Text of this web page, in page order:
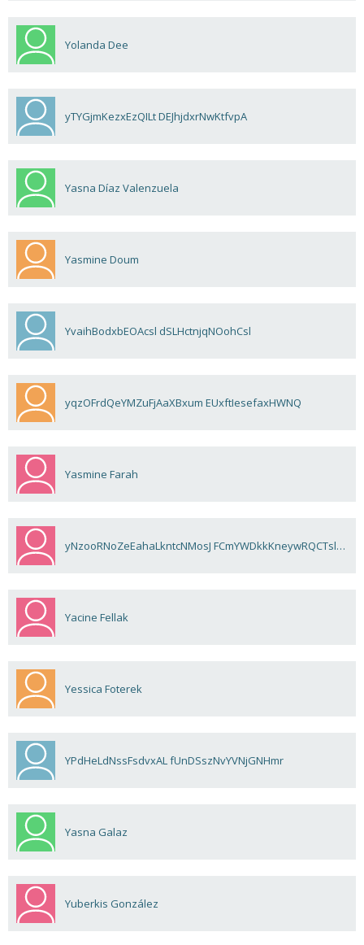
Yolanda Dee
yTYGjmKezxEzQILt DEJhjdxrNwKtfvpA
Yasna Díaz Valenzuela
Yasmine Doum
YvaihBodxbEOAcsl dSLHctnjqNOohCsl
yqzOFrdQeYMZuFjAaXBxum EUxftIesefaxHWNQ
Yasmine Farah
yNzooRNoZeEahaLkntcNMosJ FCmYWDkkKneywRQCTslCagCH
Yacine Fellak
Yessica Foterek
YPdHeLdNssFsdvxAL fUnDSszNvYVNjGNHmr
Yasna Galaz
Yuberkis González